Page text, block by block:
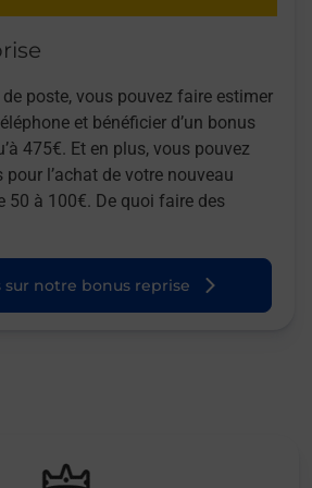
poste, vous pouvez faire estimer
et bénéficier d’un bonus
475€. Et en plus, vous pouvez
pour l’achat de votre nouveau
50 à 100€. De quoi faire des
sur notre bonus reprise